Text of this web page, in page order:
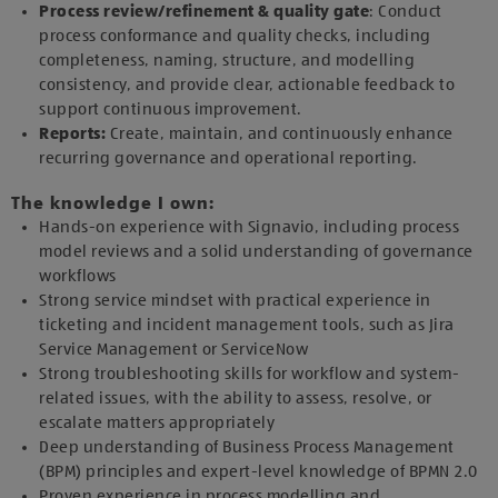
Process review/refinement & quality gate: Conduct
process conformance and quality checks, including
completeness, naming, structure, and modelling
consistency, and provide clear, actionable feedback to
support continuous improvement.
Reports: Create, maintain, and continuously enhance
recurring governance and operational reporting.
The knowledge I own:
Hands-on experience with Signavio, including process
model reviews and a solid understanding of governance
workflows
Strong service mindset with practical experience in
ticketing and incident management tools, such as Jira
Service Management or ServiceNow
Strong troubleshooting skills for workflow and system-
related issues, with the ability to assess, resolve, or
escalate matters appropriately
Deep understanding of Business Process Management
(BPM) principles and expert-level knowledge of BPMN 2.0